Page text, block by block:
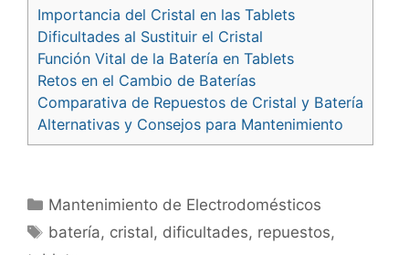
Importancia del Cristal en las Tablets
Dificultades al Sustituir el Cristal
Función Vital de la Batería en Tablets
Retos en el Cambio de Baterías
Comparativa de Repuestos de Cristal y Batería
Alternativas y Consejos para Mantenimiento
Categorías
Mantenimiento de Electrodomésticos
Etiquetas
batería, cristal, dificultades, repuestos,